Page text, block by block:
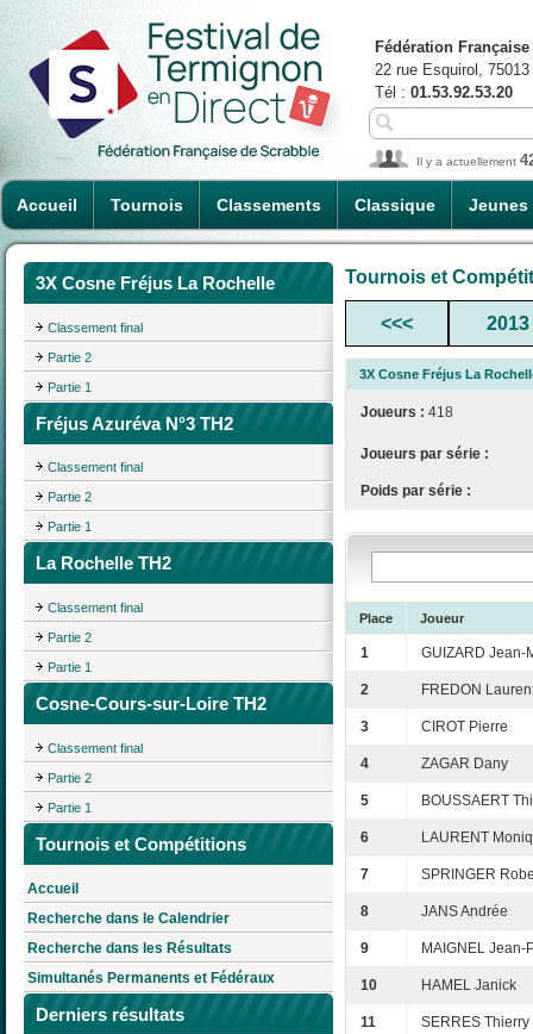
Accueil Tournois Classements Classique Jeunes
Fédération
22 rue Esquirol,
Tél : 01.53.92.53.20
Il y a actuellement
3X Cosne Fréjus La Rochelle
Classement final
Partie 2
Partie 1
Fréjus Azuréva N°3 TH2
Classement final
Partie 2
Partie 1
La Rochelle TH2
Classement final
Partie 2
Partie 1
Cosne-Cours-sur-Loire TH2
Classement final
Partie 2
Partie 1
Tournois et Compétitions
Accueil
Recherche dans le Calendrier
Recherche dans les Résultats
Simultanés Permanents et Fédéraux
Derniers résultats
Tournois et
<<< 2013
3X Cosne Fréjus La
Joueurs : 418
Joueurs par série :
Poids par série :
Place Joueur
1 GUIZARD Jean-
2 FREDON
3 CIROT Pierre
4 ZAGAR Dany
5 BOUSSAERT
6 LAURENT
7 SPRINGER
8 JANS Andrée
9 MAIGNEL Jean-
10 HAMEL Janick
11 SERRES Thierry